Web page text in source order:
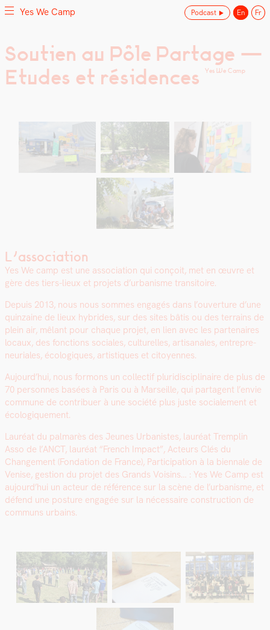
Skip
to
content
Yes We Camp
Utilisation inventive des espaces disponibles
Soutien au Pôle Partage —
Etudes et résidences
Yes We Camp
L’association
Yes We camp est une asso­ci­a­tion qui conçoit, met en œuvre et
gère des tiers-lieux et pro­jets d’urbanisme tran­si­toire.
Depuis 2013, nous nous sommes engagés dans l’ouverture d’une
quin­zaine de lieux hybrides, sur des sites bâtis ou des ter­rains de
plein air, mêlant pour chaque pro­jet, en lien avec les parte­naires
locaux, des fonc­tions sociales, cul­turelles, arti­sanales, entre­pre­
neuri­ales, écologiques, artis­tiques et citoyennes.
Aujour­d’hui, nous for­mons un col­lec­tif pluridis­ci­plinaire de plus de
70 per­son­nes basées à Paris ou à Mar­seille, qui parta­gent l’en­vie
com­mune de con­tribuer à une société plus juste sociale­ment et
écologique­ment.
Lau­réat du pal­marès des Jeunes Urban­istes, lau­réat Trem­plin
Asso de l’ANCT, lau­réat “French Impact”, Acteurs Clés du
Change­ment (Fon­da­tion de France), Par­tic­i­pa­tion à la bien­nale de
Venise, ges­tion du pro­jet des Grands Voisins… : Yes We Camp est
aujourd’hui un acteur de référence sur la scène de l’urbanisme, et
défend une pos­ture engagée sur la néces­saire con­struc­tion de
com­muns urbains.
Yes We Camp Podcast En Fr